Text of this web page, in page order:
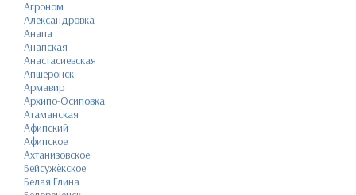
Агроном
Александровка
Анапа
Анапская
Анастасиевская
Апшеронск
Армавир
Архипо-Осиповка
Атаманская
Афипский
Афипское
Ахтанизовское
Бейсужёкское
Белая Глина